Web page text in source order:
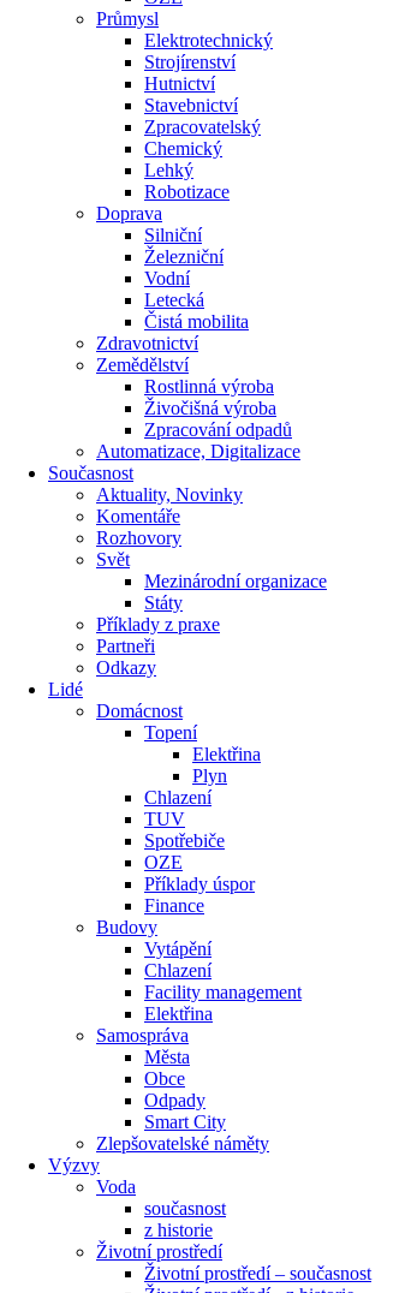
Průmysl
Elektrotechnický
Strojírenství
Hutnictví
Stavebnictví
Zpracovatelský
Chemický
Lehký
Robotizace
Doprava
Silniční
Železniční
Vodní
Letecká
Čistá mobilita
Zdravotnictví
Zemědělství
Rostlinná výroba
Živočišná výroba
Zpracování odpadů
Automatizace, Digitalizace
Současnost
Aktuality, Novinky
Komentáře
Rozhovory
Svět
Mezinárodní organizace
Státy
Příklady z praxe
Partneři
Odkazy
Lidé
Domácnost
Topení
Elektřina
Plyn
Chlazení
TUV
Spotřebiče
OZE
Příklady úspor
Finance
Budovy
Vytápění
Chlazení
Facility management
Elektřina
Samospráva
Města
Obce
Odpady
Smart City
Zlepšovatelské náměty
Výzvy
Voda
současnost
z historie
Životní prostředí
Životní prostředí – současnost